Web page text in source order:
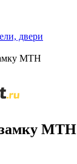
двери
MTH
MTH